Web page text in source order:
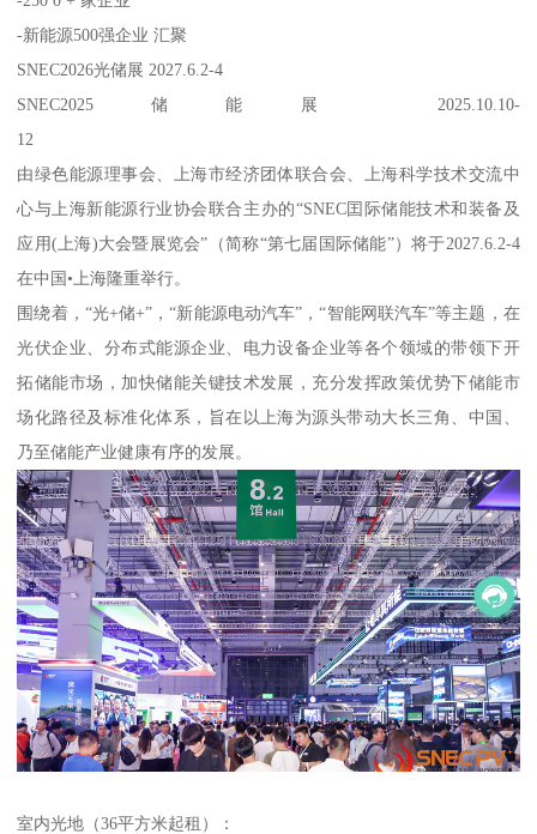
-新能源500强企业 汇聚
SNEC2026光储展 2027.6.2-4
SNEC2025储能展 2025.10.10-
12
由绿色能源理事会、上海市经济团体联合会、上海科学技术交流中
心与上海新能源行业协会联合主办的“SNEC囯际储能技术和装备及
应用(上海)大会暨展览会”（简称“第七届国际储能”）将于2027.6.2-4
在中国•上海隆重举行。
围绕着，“光+储+”，“新能源电动汽车”，“智能网联汽车”等主题，在
光伏企业、分布式能源企业、电力设备企业等各个领域的带领下开
拓储能市场，加快储能关键技术发展，充分发挥政策优势下储能市
场化路径及标准化体系，旨在以上海为源头带动大长三角、中国、
乃至储能产业健康有序的发展。
室内光地（36平方米起租）：